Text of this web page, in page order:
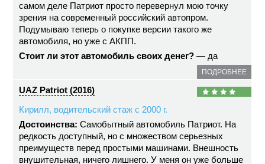
самом деле Патриот просто перевернул мою точку
зрения на современный российский автопром.
Подумываю теперь о покупке версии такого же
автомобиля, но уже с АКПП.
Стоит ли этот автомобиль своих денег? — да
ПОДРОБНЕЕ
UAZ Patriot (2016)
Кирилл, водительский стаж с 2000 г.
Достоинства: Самобытный автомобиль Патриот. На
редкость доступный, но с множеством серьезных
преимуществ перед простыми машинами. Внешность
внушительная, ничего лишнего. У меня он уже больше